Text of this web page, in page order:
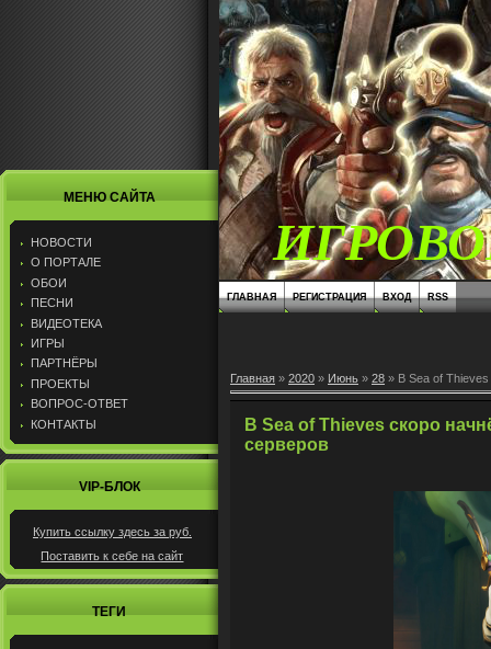
МЕНЮ САЙТА
НОВОСТИ
О ПОРТАЛЕ
ОБОИ
ПЕСНИ
ВИДЕОТЕКА
ИГРЫ
ПАРТНЁРЫ
ПРОЕКТЫ
ВОПРОС-ОТВЕТ
КОНТАКТЫ
VIP-БЛОК
Купить ссылку здесь за руб.
Поставить к себе на сайт
ТЕГИ
ГЛАВНАЯ РЕГИСТРАЦИЯ ВХОД RSS
Главная » 2020 » Июнь » 28 » В Sea of Thieves
В Sea of Thieves скоро
серверов